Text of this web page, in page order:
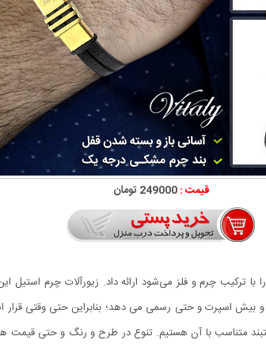
قیمت :249000 تومان
ترکیب چرم و فلز می‌شود ارائه داد. زیورآلات چرم استیل
کم و بیش اسپرت و حتی رسمی می دهد؛ بنابراین حتی وقتی
متناسب با آن هستیم. تنوع در طرح و رنگ و حتی قیمت